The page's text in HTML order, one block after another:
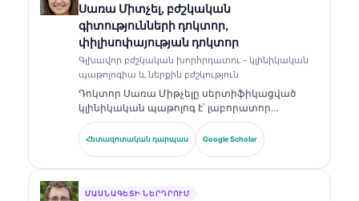
ախտորոշման վերաբերյալ՝ լաբորատոր
բժշկության թեմաներով։.
Սառա Միտչել, բժշկական
գիտությունների դոկտոր,
փիլիսոփայության դոկտոր
Գլխավոր բժշկական խորհրդատու - կլինիկական
պաթոլոգիա և ներքին բժշկություն
Դոկտոր Սառա Միթչելը սերտիֆիկացված
կլինիկական պաթոլոգ է՝ լաբորատոր
բժշկության և ախտորոշիչ վերլուծության
ոլորտում ավելի քան 18 տարվա փորձով։ Նա
ունի մասնագիտացված հավաստագրեր
ու լաբորատոր վերլուծության վերաբերյալ՝
Հետազոտական դարպաս Google Scholar
ՄԱՍՆԱԳԵՏԻ ՆԵՐԴՐՈՒՄ